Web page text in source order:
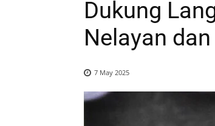
Dukung
Nelayan
7 May 2025